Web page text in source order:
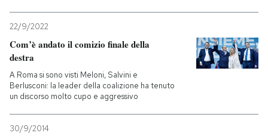
22/9/2022
Com’è andato il comizio finale della
destra
A Roma si sono visti Meloni, Salvini e
Berlusconi: la leader della coalizione ha tenuto
un discorso molto cupo e aggressivo
30/9/2014